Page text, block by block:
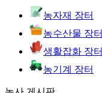
농자재 장터
농수산물 장터
생활잡화 장터
농기계 장터